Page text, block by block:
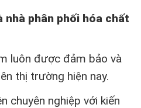
nhà phân phối hóa chất
luôn được đảm bảo và
thị trường hiện nay.
chuyên nghiệp với kiến